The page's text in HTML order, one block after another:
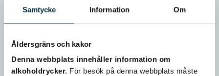
Samtycke Information Om
Åldersgräns och kakor
Denna webbplats innehåller information om
alkoholdrycker. För besök på denna webbplats måste